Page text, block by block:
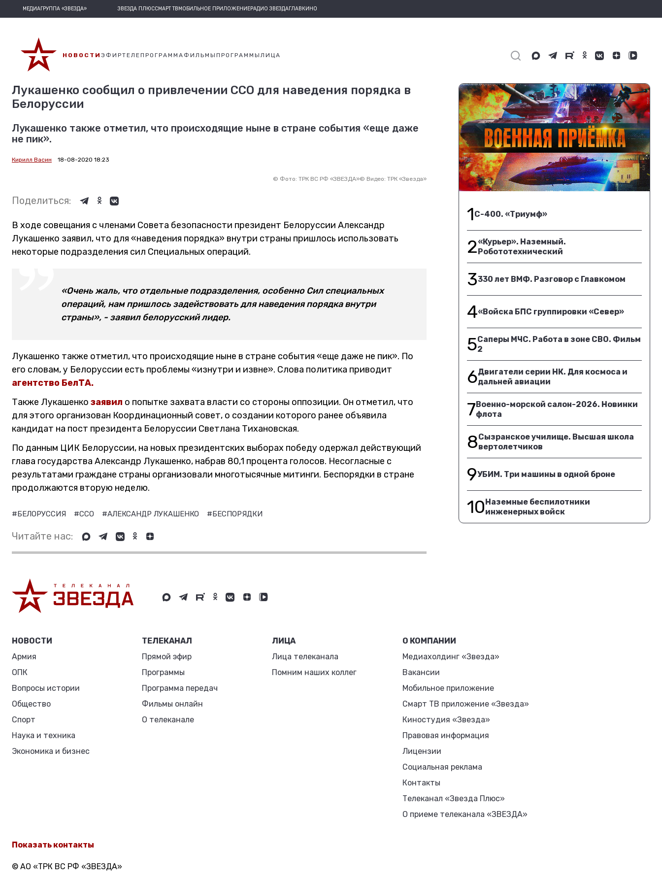
МЕДИАГРУППА «ЗВЕЗДА» ЗВЕЗДА ПЛЮССМАРТ ТВМОБИЛЬНОЕ ПРИЛОЖЕНИЕРАДИО ЗВЕЗДАГЛАВКИНО
НОВОСТИ ЭФИРТЕЛЕПРОГРАММАФИЛЬМЫ ПРОГРАММЫ ЛИЦА
Лукашенко сообщил о привлечении ССО для наведения порядка в
Белоруссии
Лукашенко также отметил, что происходящие ныне в стране события «еще даже
не пик».
Кирилл Васин 18-08-2020 18:23
© Фото: ТРК ВС РФ «ЗВЕЗДА»© Видео: ТРК «Звезда»
Поделиться:
В ходе совещания с членами Совета безопасности президент Белоруссии Александр
Лукашенко заявил, что для «наведения порядка» внутри страны пришлось использовать
некоторые подразделения сил Специальных операций.
«Очень жаль, что отдельные подразделения, особенно Сил специальных
операций, нам пришлось задействовать для наведения порядка внутри
страны», - заявил белорусский лидер.
Лукашенко также отметил, что происходящие ныне в стране события «еще даже не пик». По
его словам, у Белоруссии есть проблемы «изнутри и извне». Слова политика приводит
агентство БелТА.
Также Лукашенко заявил о попытке захвата власти со стороны оппозиции. Он отметил, что
для этого организован Координационный совет, о создании которого ранее объявила
кандидат на пост президента Белоруссии Светлана Тихановская.
По данным ЦИК Белоруссии, на новых президентских выборах победу одержал действующий
глава государства Александр Лукашенко, набрав 80,1 процента голосов. Несогласные с
результатами граждане страны организовали многотысячные митинги. Беспорядки в стране
продолжаются вторую неделю.
#БЕЛОРУССИЯ #ССО #АЛЕКСАНДР ЛУКАШЕНКО #БЕСПОРЯДКИ
Читайте нас:
1С-400. «Триумф»
2«Курьер». Наземный.
Робототехнический
3330 лет ВМФ. Разговор с Главкомом
4«Войска БПС группировки «Север»
5Саперы МЧС. Работа в зоне СВО. Фильм
2
6Двигатели серии НК. Для космоса и
дальней авиации
7Военно-морской салон-2026. Новинки
флота
8Сызранское училище. Высшая школа
вертолетчиков
9УБИМ. Три машины в одной броне
10Наземные беспилотники
инженерных войск
НОВОСТИ
Армия
ОПК
Вопросы истории
Общество
Спорт
Наука и техника
Экономика и бизнес
ТЕЛЕКАНАЛ
Прямой эфир
Программы
Программа передач
Фильмы онлайн
О телеканале
ЛИЦА
Лица телеканала
Помним наших коллег
О КОМПАНИИ
Медиахолдинг «Звезда»
Вакансии
Мобильное приложение
Смарт ТВ приложение «Звезда»
Киностудия «Звезда»
Правовая информация
Лицензии
Социальная реклама
Контакты
Телеканал «Звезда Плюс»
О приеме телеканала «ЗВЕЗДА»
Показать контакты
© АО «ТРК ВС РФ «ЗВЕЗДА»